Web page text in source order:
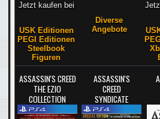
Jetzt kaufen bei
USK Editionen
PEGI Editionen
Steelbook
Figuren
Diverse
Angebote
ASSASSIN'S CREED
THE EZIO
COLLECTION
ASSASSIN'S
CREED
SYNDICATE